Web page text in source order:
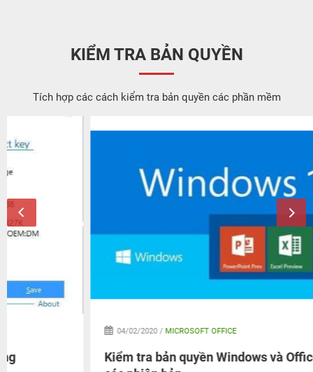
KIỂM TRA BẢN QUYỀN
Tích hợp các cách kiểm tra bản quyền các phần mềm
MICROSOFT OFFICE
Kiểm tra bản quyền Windows và Office tất cả